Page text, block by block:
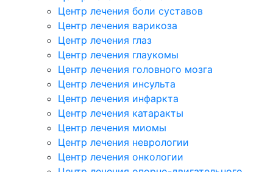
Центр лечения боли суставов
Центр лечения варикоза
Центр лечения глаз
Центр лечения глаукомы
Центр лечения головного мозга
Центр лечения инсульта
Центр лечения инфаркта
Центр лечения катаракты
Центр лечения миомы
Центр лечения неврологии
Центр лечения онкологии